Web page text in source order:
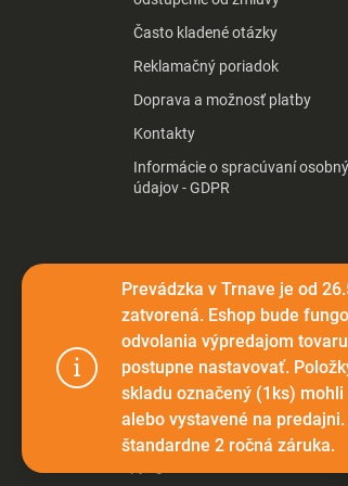
Prevádzka v Trnave je od
zatvorená. Eshop bude
odvolania výpredajom
postupne nastavovať.
skladu označený (1ks)
alebo vystavené na
štandardne 2 ročná záruka.
Často kladené otázky
Reklamačný poriadok
Doprava a možnosť platby
Kontakty
Informácie o spracúvaní
údajov - GDPR